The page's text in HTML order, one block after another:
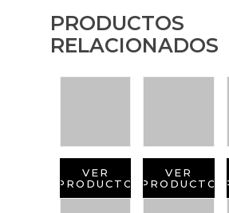
PRODUCTOS
RELACIONADOS
VER
PRODUCTO
VER
PRODUCTO